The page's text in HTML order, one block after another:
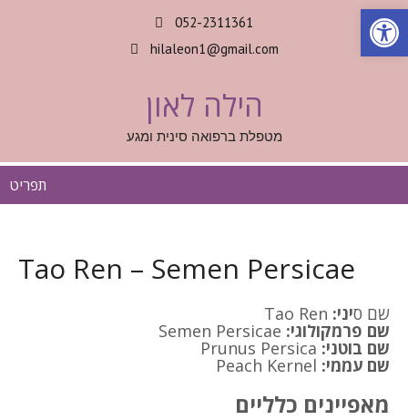
052-2311361
hilaleon1@gmail.com
הילה לאון
מטפלת ברפואה סינית ומגע
תפריט
Tao Ren – Semen Persicae
שם סיני: Tao Ren
שם פרמקולוגי:
שם בוטני:
שם עממי:
מאפיינים כלליים